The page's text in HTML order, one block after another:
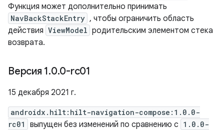
Функция может дополнительно принимать
NavBackStackEntry , чтобы ограничить область
действия ViewModel родительским элементом стека
возврата.
Версия 1.0.0-rc01
15 декабря 2021 г.
androidx.hilt:hilt-navigation-compose:1.0.0-
rc01
выпущен без изменений по сравнению с 1.0.0-